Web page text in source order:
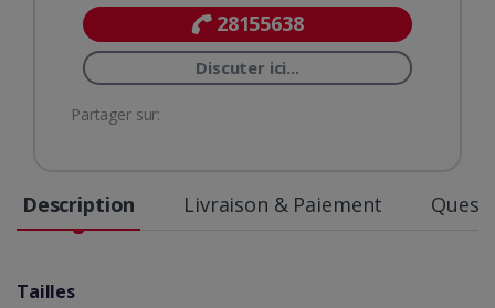
28155638
Discuter ici...
Partager sur:
Description Livraison & Paiement
Tailles